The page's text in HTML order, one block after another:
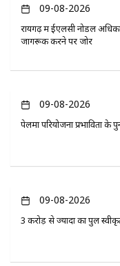
09-08-2026
रायगढ़ में ईएलसी नोडल
जागरूक करने पर जोर
09-08-2026
पेलमा परियोजना प्रभावितों
09-08-2026
3 करोड़ से ज्यादा का पुल